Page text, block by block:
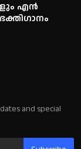
എൻ
and special